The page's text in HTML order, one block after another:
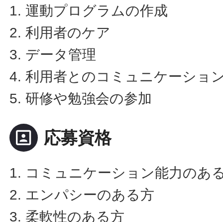
1. 運動プログラムの作成
2. 利用者のケア
3. データ管理
4. 利用者とのコミュニケーショ
5. 研修や勉強会の参加
portrait 応募資格
1. コミュニケーション能力のあ
2. エンパシーのある方
3. 柔軟性のある方